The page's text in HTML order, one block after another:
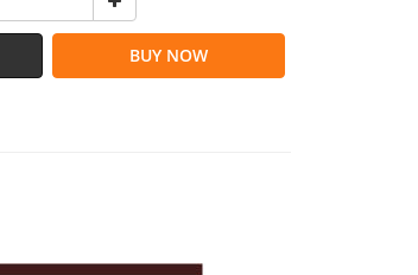
BUY NOW